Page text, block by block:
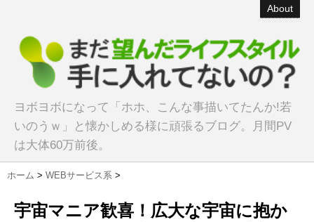
About
ヨボヨボになって「ホホ、こんな事描いてたんか!若
いのうｗ」と懐かしめる様に頑張るブログ。月間PV
は大体60万前後。
ホーム > WEBサービス系 >
宇宙マニア歓喜！広大な宇宙に抱か